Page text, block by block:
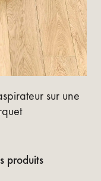
sur une
produits